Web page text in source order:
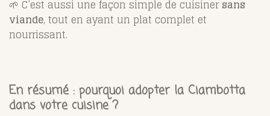
🌱 C’est aussi une façon simple de cuisinersans
viande, tout en ayant un plat complet et
nourrissant.
En résumé : pourquoi adopter la Ciambotta
dans votre cuisine ?